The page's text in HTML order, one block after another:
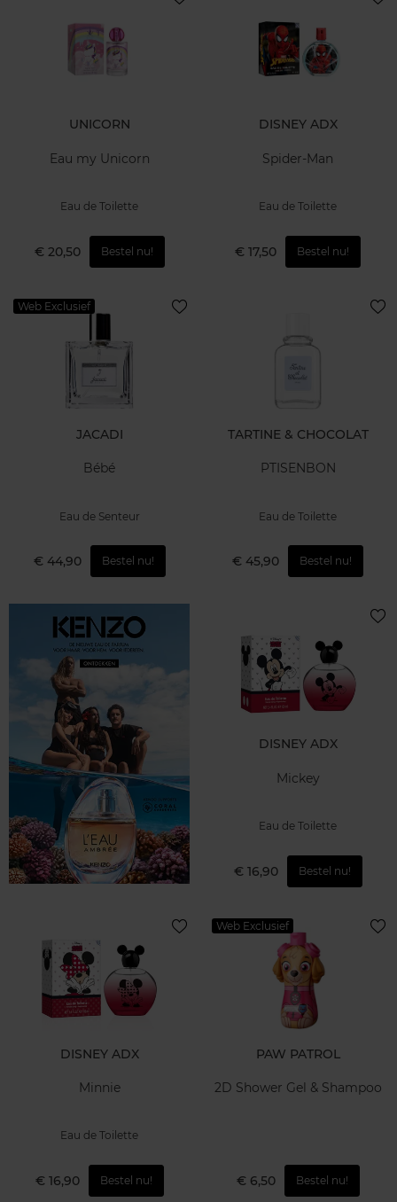
UNICORN
Eau my Unicorn
Eau de Toilette
€ 20,50 Bestel nu!
DISNEY ADX
Spider-Man
Eau de Toilette
€ 17,50 Bestel nu!
Web Exclusief
JACADI
Bébé
Eau de Senteur
€ 44,90 Bestel nu!
TARTINE & CHOCOLAT
PTISENBON
Eau de Toilette
€ 45,90 Bestel nu!
DISNEY ADX
Mickey
Eau de Toilette
€ 16,90 Bestel nu!
DISNEY ADX
Minnie
Eau de Toilette
€ 16,90 Bestel nu!
Web Exclusief
PAW PATROL
2D Shower Gel & Shampoo
€ 6,50 Bestel nu!